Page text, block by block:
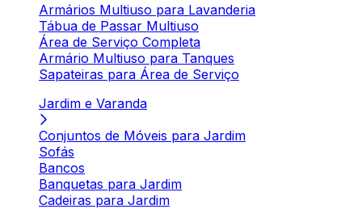
Armários Multiuso para Lavanderia
Tábua de Passar Multiuso
Área de Serviço Completa
Armário Multiuso para Tanques
Sapateiras para Área de Serviço
Jardim e Varanda
Conjuntos de Móveis para Jardim
Sofás
Bancos
Banquetas para Jardim
Cadeiras para Jardim